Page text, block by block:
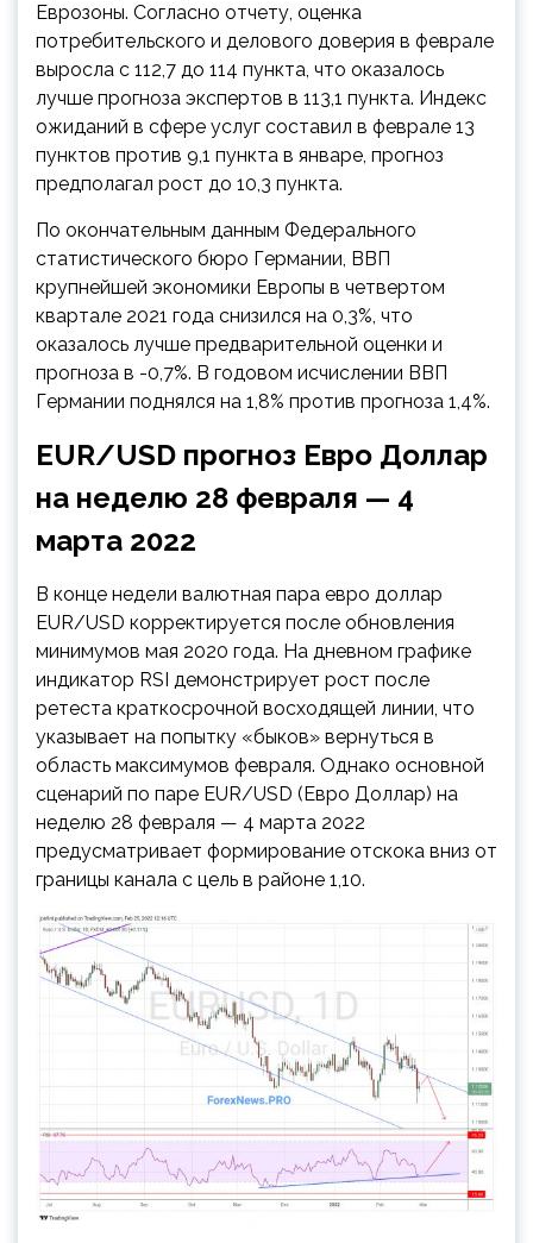
Еврозоны. Согласно отчету, оценка
потребительского и делового доверия в феврале
выросла с 112,7 до 114 пункта, что оказалось
лучше прогноза экспертов в 113,1 пункта. Индекс
ожиданий в сфере услуг составил в феврале 13
пунктов против 9,1 пункта в январе, прогноз
предполагал рост до 10,3 пункта.
По окончательным данным Федерального
статистического бюро Германии, ВВП
крупнейшей экономики Европы в четвертом
квартале 2021 года снизился на 0,3%, что
оказалось лучше предварительной оценки и
прогноза в -0,7%. В годовом исчислении ВВП
Германии поднялся на 1,8% против прогноза 1,4%.
EUR/USD прогноз Евро Доллар
на неделю 28 февраля — 4
марта 2022
В конце недели валютная пара евро доллар
EUR/USD корректируется после обновления
минимумов мая 2020 года. На дневном графике
индикатор RSI демонстрирует рост после
ретеста краткосрочной восходящей линии, что
указывает на попытку «быков» вернуться в
область максимумов февраля. Однако основной
сценарий по паре EUR/USD (Евро Доллар) на
неделю 28 февраля — 4 марта 2022
предусматривает формирование отскока вниз от
границы канала с цель в районе 1,10.